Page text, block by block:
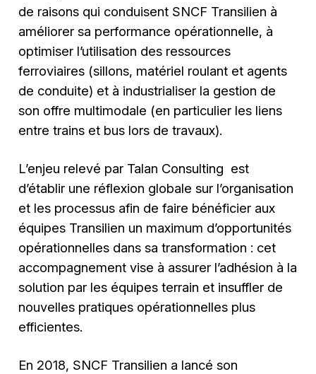
de raisons qui conduisent SNCF Transilien à
améliorer sa performance opérationnelle, à
optimiser l’utilisation des ressources
ferroviaires (sillons, matériel roulant et agents
de conduite) et à industrialiser la gestion de
son offre multimodale (en particulier les liens
entre trains et bus lors de travaux).
L’enjeu relevé par Talan Consulting est
d’établir une réflexion globale sur l’organisation
et les processus afin de faire bénéficier aux
équipes Transilien un maximum d’opportunités
opérationnelles dans sa transformation : cet
accompagnement vise à assurer l’adhésion à la
solution par les équipes terrain et insuffler de
nouvelles pratiques opérationnelles plus
efficientes.
En 2018, SNCF Transilien a lancé son